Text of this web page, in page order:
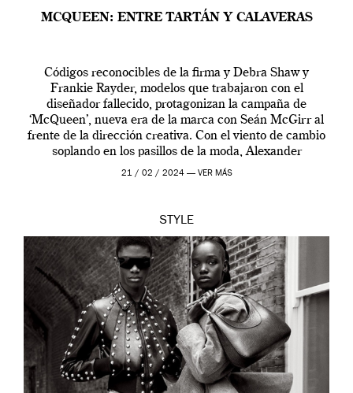
MCQUEEN: ENTRE TARTÁN Y CALAVERAS
Códigos reconocibles de la firma y Debra Shaw y
Frankie Rayder, modelos que trabajaron con el
diseñador fallecido, protagonizan la campaña de
‘McQueen’, nueva era de la marca con Seán McGirr al
frente de la dirección creativa. Con el viento de cambio
soplando en los pasillos de la moda, Alexander
McQueen se prepara para una […]
21 / 02 / 2024 — VER MÁS
STYLE